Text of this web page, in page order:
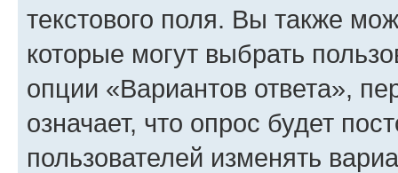
текстового поля. Вы также
которые могут выбрать
опции «Вариантов ответа»,
означает, что опрос будет
пользователей изменять